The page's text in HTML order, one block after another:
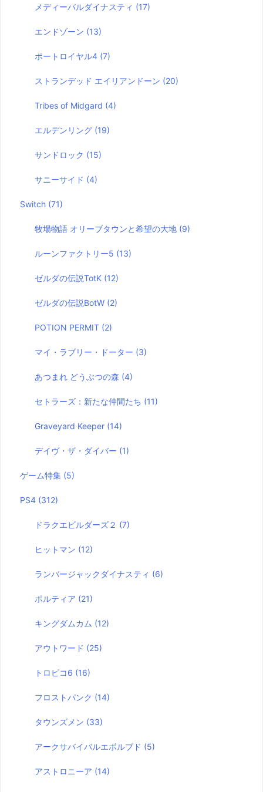
メディーバルダイナスティ (17)
エンドゾーン (13)
ポートロイヤル4 (7)
ストランデッド エイリアンドーン (20)
Tribes of Midgard (4)
エルデンリング (19)
サンドロック (15)
サニーサイド (4)
Switch (71)
牧場物語 オリーブタウンと希望の大地 (9)
ルーンファクトリー5 (13)
ゼルダの伝説TotK (12)
ゼルダの伝説BotW (2)
POTION PERMIT (2)
マイ・ラブリー・ドーター (3)
あつまれ どうぶつの森 (4)
セトラーズ：新たな仲間たち (11)
Graveyard Keeper (14)
デイヴ・ザ・ダイバー (1)
ゲーム特集 (5)
PS4 (312)
ドラクエビルダーズ２ (7)
ヒットマン (12)
ランバージャックダイナスティ (6)
ポルティア (21)
キングダムカム (12)
アウトワード (25)
トロピコ6 (16)
フロストパンク (14)
タウンズメン (33)
アークサバイバルエボルブド (5)
アストロニーア (14)